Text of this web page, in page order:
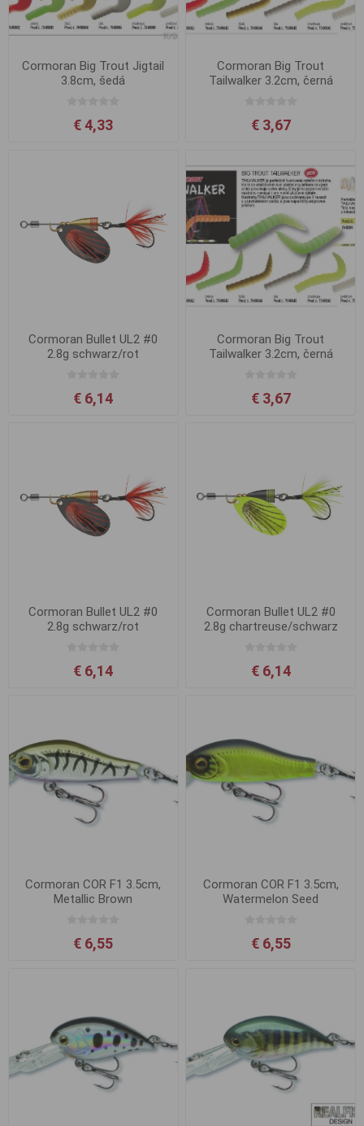
Cormoran Big Trout Jigtail
3.8cm, šedá
€ 4,33
Cormoran Big Trout
Tailwalker 3.2cm, černá
€ 3,67
Cormoran Bullet UL2 #0
2.8g schwarz/rot
€ 6,14
Cormoran Big Trout
Tailwalker 3.2cm, černá
€ 3,67
Cormoran Bullet UL2 #0
2.8g schwarz/rot
€ 6,14
Cormoran Bullet UL2 #0
2.8g chartreuse/schwarz
€ 6,14
Cormoran COR F1 3.5cm,
Metallic Brown
€ 6,55
Cormoran COR F1 3.5cm,
Watermelon Seed
€ 6,55